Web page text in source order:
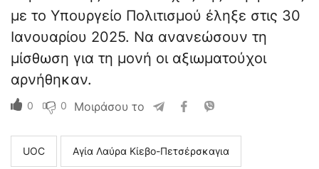
με το Υπουργείο Πολιτισμού έληξε στις 30
Ιανουαρίου 2025. Να ανανεώσουν τη
μίσθωση για τη μονή οι αξιωματούχοι
αρνήθηκαν.
0 0 Μοιράσου το
UOC Αγία Λαύρα Κίεβο-Πετσέρσκαγια